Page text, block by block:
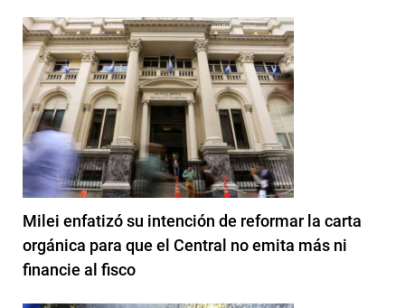
Milei enfatizó su intención de reformar la carta
orgánica para que el Central no emita más ni
financie al fisco